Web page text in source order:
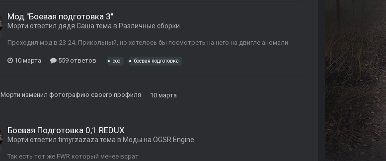
Мод "Боевая подготовка 3"
Морти ответил дядя Саша тема в Различные сборки
Проходил мод в 23-24. Прикольный, но хотелось бы посмотреть на него на двигле аномали
10 марта 559 ответов coc боевая подготовка
Морти изменил фотографию своего профиля 10 марта
Боевая Подготовка 0,1 REDUX
Морти ответил timyrzazaza тема в Моды на OGSR Engine
Так есть тот же FWR который менее всрат